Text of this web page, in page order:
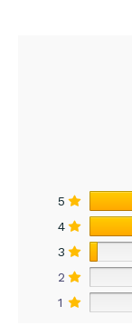
5
4
3
2
1